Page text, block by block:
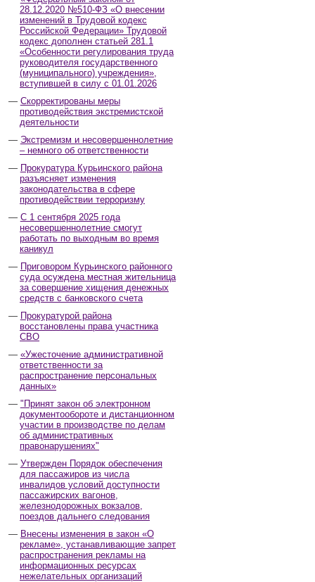
28.12.2020 №510-ФЗ «О внесении
изменений в Трудовой кодекс
Российской Федерации» Трудовой
кодекс дополнен статьей 281.1
«Особенности регулирования труда
руководителя государственного
(муниципального) учреждения»,
вступившей в силу с 01.01.2026
Скорректированы меры
противодействия экстремистской
деятельности
Экстремизм и несовершеннолетние
– немного об ответственности
Прокуратура Курьинского района
разъясняет изменения
законодательства в сфере
противодействии терроризму
С 1 сентября 2025 года
несовершеннолетние смогут
работать по выходным во время
каникул
Приговором Курьинского районного
суда осуждена местная жительница
за совершение хищения денежных
средств с банковского счета
Прокуратурой района
восстановлены права участника
СВО
«Ужесточение административной
ответственности за
распространение персональных
данных»
"Принят закон об электронном
документообороте и дистанционном
участии в производстве по делам
об административных
правонарушениях"
Утвержден Порядок обеспечения
для пассажиров из числа
инвалидов условий доступности
пассажирских вагонов,
железнодорожных вокзалов,
поездов дальнего следования
Внесены изменения в закон «О
рекламе», устанавливающие запрет
распространения рекламы на
информационных ресурсах
нежелательных организаций